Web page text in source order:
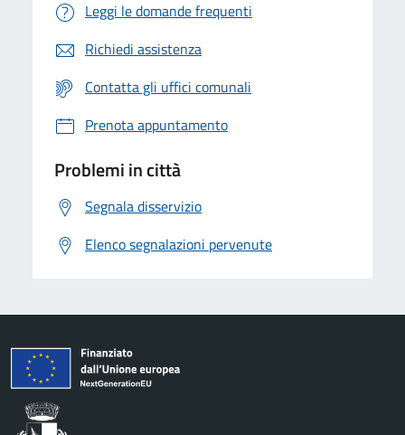
Leggi le domande frequenti
Richiedi assistenza
Contatta gli uffici comunali
Prenota appuntamento
Problemi in città
Segnala disservizio
Elenco segnalazioni pervenute